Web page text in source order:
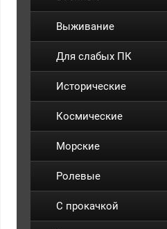
Выживание
Для слабых ПК
Исторические
Космические
Морские
Ролевые
С прокачкой